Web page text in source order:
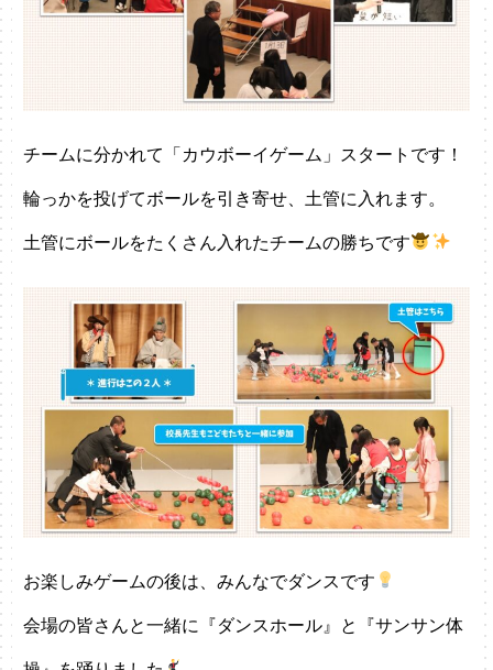
チームに分かれて「カウボーイゲーム」スタートです！
輪っかを投げてボールを引き寄せ、土管に入れます。
土管にボールをたくさん入れたチームの勝ちです
お楽しみゲームの後は、みんなでダンスです
会場の皆さんと一緒に『ダンスホール』と『サンサン体